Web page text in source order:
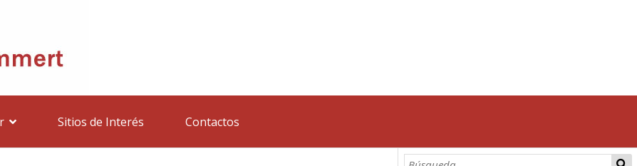
Sitios de Interés Contactos